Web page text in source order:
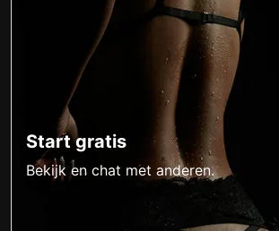
Start gratis
Bekijk en chat met anderen.